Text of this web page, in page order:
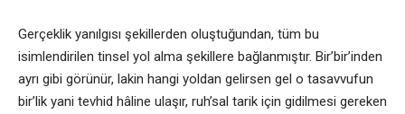
Gerçeklik yanılgısı şekillerden oluştuğundan, tüm bu
isimlendirilen tinsel yol alma şekillere bağlanmıştır. Bir’bir’inden
ayrı gibi görünür, lakin hangi yoldan gelirsen gel o tasavvufun
bir’lik yani tevhid hâline ulaşır, ruh’sal tarik için gidilmesi gereken